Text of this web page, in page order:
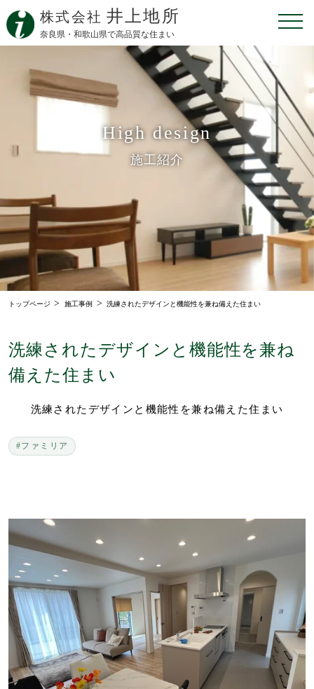
株式会社 井上地所
奈良県・和歌山県で高品質な住まい
High design
施工紹介
トップページ >施工事例 >洗練されたデザインと機能性を兼ね備えた住まい
洗練されたデザインと機能性を兼ね
備えた住まい
洗練されたデザインと機能性を兼ね備えた住まい
#ファミリア